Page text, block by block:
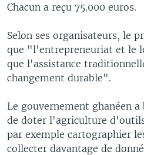
Chacun a reçu 75.000 euros.
Selon ses organisateurs, le
que "l'entrepreneuriat et le
que l'assistance
changement durable".
Le gouvernement ghanéen
de doter l'agriculture
par exemple cartographier
collecter davantage de